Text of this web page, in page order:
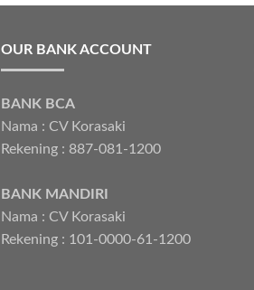
OUR BANK ACCOUNT
BANK BCA
Nama : CV Korasaki
Rekening : 887-081-1200
BANK MANDIRI
Nama : CV Korasaki
Rekening : 101-0000-61-1200